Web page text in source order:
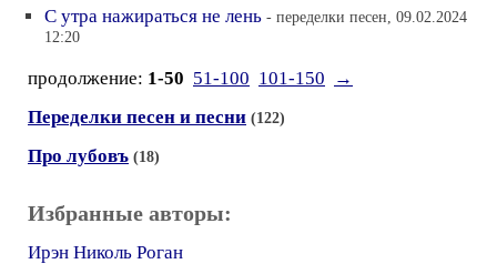
С утра нажираться не лень - переделки песен, 09.02.2024
12:20
продолжение: 1-50 51-100 101-150
→
Переделки песен и песни (122)
Про лубовъ (18)
Избранные авторы:
Ирэн Николь Роган